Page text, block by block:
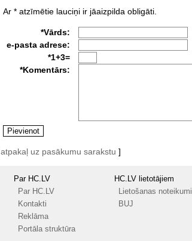
Ar * atzīmētie lauciņi ir jāaizpilda obligāti.
*Vārds:
e-pasta adrese:
*1+3=
*Komentārs:
atpakaļ uz pasākumu sarakstu ]
Par HC.LV
Par HC.LV
Kontakti
Reklāma
Portāla struktūra
HC.LV lietotājiem
Lietošanas noteikumi
BUJ